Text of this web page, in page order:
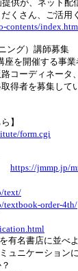
供が、ネット配
くさん、ご活用
contents/
ング）講師募集
を開催する事
コーディネー
得者を募集して
ちら】
form.cgi
https://jmmp.jp/
text/
textbook-order-4th/
有名書店に並べよ
ュニケーション